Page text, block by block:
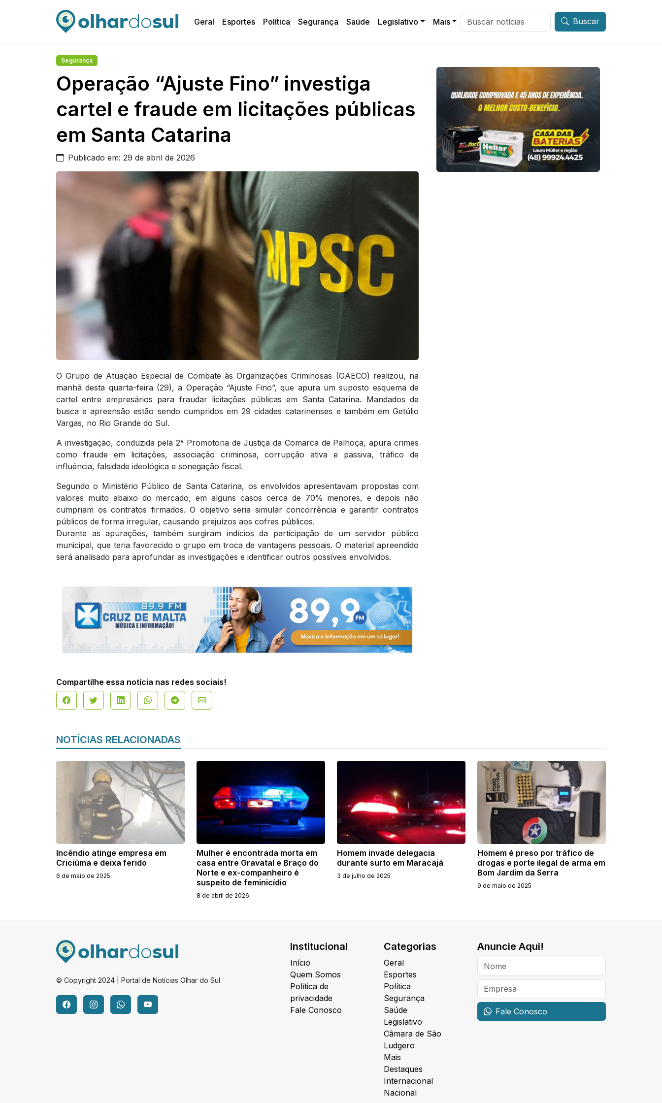
Geral Esportes Política Segurança Saúde Legislativo Mais Buscar
Segurança
Operação “Ajuste Fino” investiga
cartel e fraude em licitações públicas
em Santa Catarina
Publicado em: 29 de abril de 2026
O Grupo de Atuação Especial de Combate às Organizações Criminosas (GAECO) realizou, na
manhã desta quarta-feira (29), a Operação “Ajuste Fino”, que apura um suposto esquema de
cartel entre empresários para fraudar licitações públicas em Santa Catarina. Mandados de
busca e apreensão estão sendo cumpridos em 29 cidades catarinenses e também em Getúlio
Vargas, no Rio Grande do Sul.
A investigação, conduzida pela 2ª Promotoria de Justiça da Comarca de Palhoça, apura crimes
como fraude em licitações, associação criminosa, corrupção ativa e passiva, tráfico de
influência, falsidade ideológica e sonegação fiscal.
Segundo o Ministério Público de Santa Catarina, os envolvidos apresentavam propostas com
valores muito abaixo do mercado, em alguns casos cerca de 70% menores, e depois não
cumpriam os contratos firmados. O objetivo seria simular concorrência e garantir contratos
públicos de forma irregular, causando prejuízos aos cofres públicos.
Durante as apurações, também surgiram indícios da participação de um servidor público
municipal, que teria favorecido o grupo em troca de vantagens pessoais. O material apreendido
será analisado para aprofundar as investigações e identificar outros possíveis envolvidos.
Compartilhe essa notícia nas redes sociais!
NOTÍCIAS RELACIONADAS
Incêndio atinge empresa em
Criciúma e deixa ferido
6 de maio de 2025
Mulher é encontrada morta em
casa entre Gravatal e Braço do
Norte e ex-companheiro é
suspeito de feminicídio
8 de abril de 2026
Homem invade delegacia
durante surto em Maracajá
3 de julho de 2025
Homem é preso por tráfico de
drogas e porte ilegal de arma em
Bom Jardim da Serra
9 de maio de 2025
© Copyright 2024 | Portal de Notícias Olhar do Sul
Institucional
Início
Quem Somos
Política de
privacidade
Fale Conosco
Categorias
Geral
Esportes
Política
Segurança
Saúde
Legislativo
Câmara de São
Ludgero
Mais
Destaques
Internacional
Nacional
Anuncie Aqui!
Fale Conosco